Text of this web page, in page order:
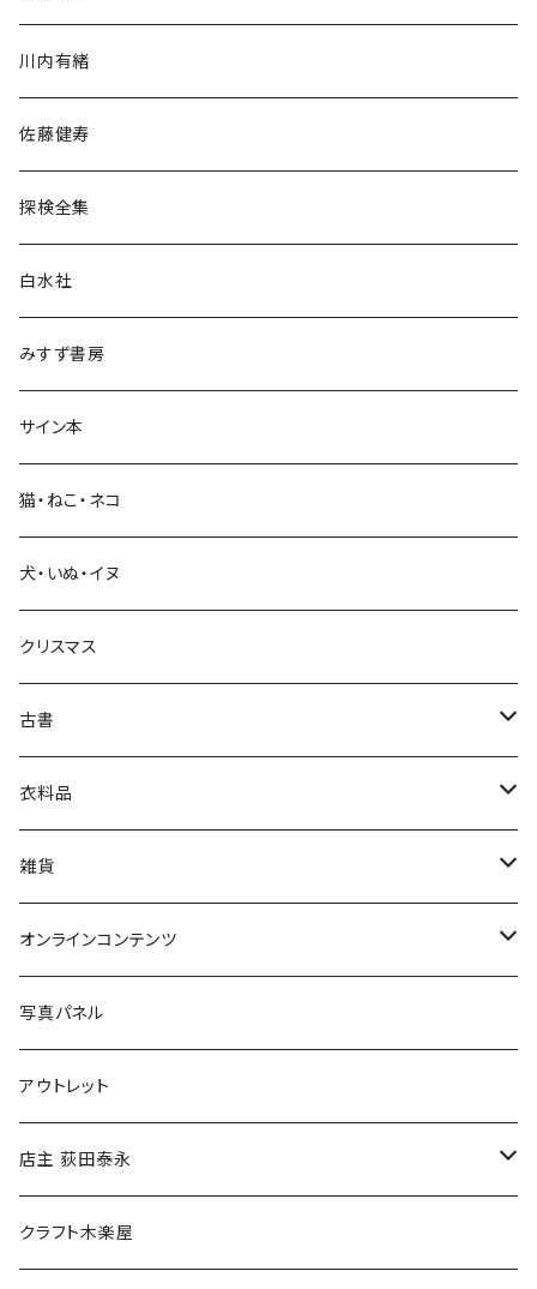
民族・風習
言語・ことば
生活・暮らし
芸術・絵画・写真
絵本・児童書
娯楽・エンターテインメント
川内有緒
佐藤健寿
探検全集
白水社
みすず書房
サイン本
猫・ねこ・ネコ
犬・いぬ・イヌ
クリスマス
古書
古書セット
美術
衣料品
POLEWARDS
Tシャツ
雑貨
バッグ
ブックカバー
マグカップ
傘
食料品
オンラインコンテンツ
冒険クロストーク
写真パネル
アウトレット
店主 荻田泰永
書籍
クラフト木楽屋